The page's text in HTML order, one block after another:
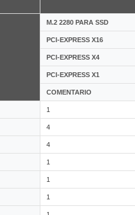
M.2 2280 PARA SSD
PCI-EXPRESS X16
PCI-EXPRESS X4
PCI-EXPRESS X1
COMENTARIO
1
4
4
1
1
1